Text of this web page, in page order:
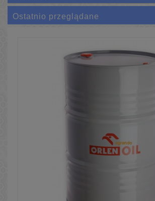
Ostatnio przeglądane